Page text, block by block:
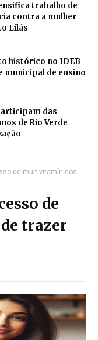
trabalho de
contra a mulher
Lilás
histórico no IDEB
municipal de ensino
das
de Rio Verde
de multivitamínicos
de
trazer